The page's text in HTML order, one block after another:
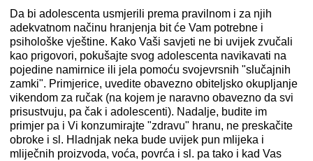
Da bi adolescenta usmjerili prema pravilnom i za njih
adekvatnom načinu hranjenja bit će Vam potrebne i
psihološke vještine. Kako Vaši savjeti ne bi uvijek zvučali
kao prigovori, pokušajte svog adolescenta navikavati na
pojedine namirnice ili jela pomoću svojevrsnih "slučajnih
zamki". Primjerice, uvedite obavezno obiteljsko okupljanje
vikendom za ručak (na kojem je naravno obavezno da svi
prisustvuju, pa čak i adolescenti). Nadalje, budite im
primjer pa i Vi konzumirajte "zdravu" hranu, ne preskačite
obroke i sl. Hladnjak neka bude uvijek pun mlijeka i
mliječnih proizvoda, voća, povrća i sl. pa tako i kad Vas